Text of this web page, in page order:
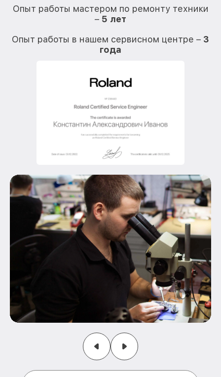
Опыт работы мастером по ремонту техники
– 5 лет
Опыт работы в нашем сервисном центре – 3
года